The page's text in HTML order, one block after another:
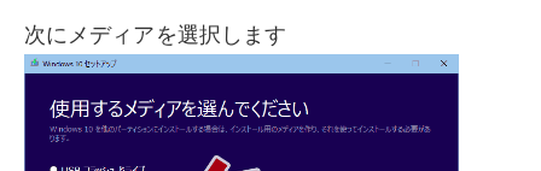
次にメディアを選択します